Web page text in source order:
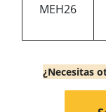
MEH26
¿Necesitas